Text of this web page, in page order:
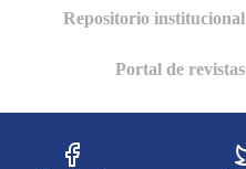
Repositorio institucional
Portal de revistas